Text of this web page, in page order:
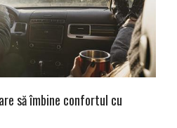
să îmbine confortul cu